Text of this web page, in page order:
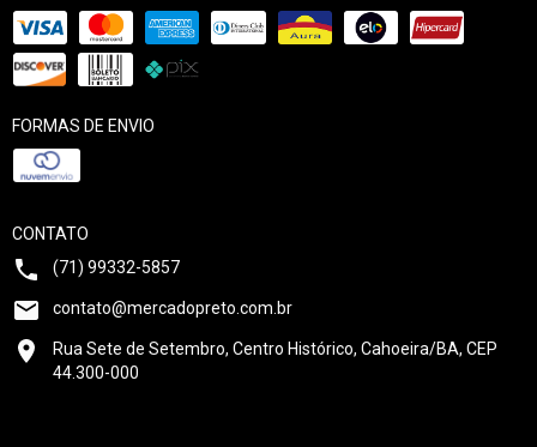
FORMAS DE ENVIO
CONTATO
(71) 99332-5857
contato@mercadopreto.com.br
Rua Sete de Setembro, Centro Histórico, Cahoeira/BA, CEP
44.300-000